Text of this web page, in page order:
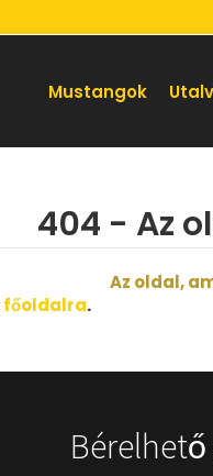
Mustangok
404 - Az
Az oldal,
főoldalra.